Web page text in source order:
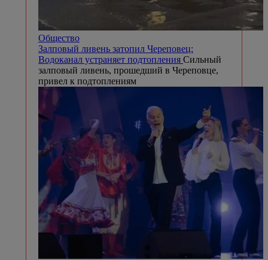
Общество
Залповый ливень затопил Череповец:
Водоканал устраняет подтопления Сильный
залповый ливень, прошедший в Череповце,
привел к подтоплениям